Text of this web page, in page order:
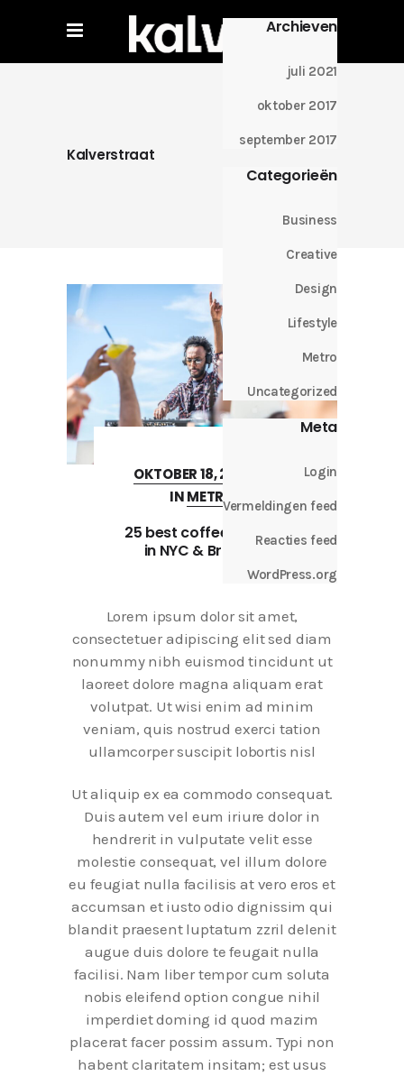
Archieven
juli 2021
oktober 2017
september 2017
Categorieën
Business
Creative
Design
Lifestyle
Metro
Uncategorized
Meta
Login
Vermeldingen feed
Reacties feed
WordPress.org
Kalverstraat
OKTOBER 18, 2017
INMETRO
25 best coffee places
in NYC & Broklyn
Lorem ipsum dolor sit amet,
consectetuer adipiscing elit sed diam
nonummy nibh euismod tincidunt ut
laoreet dolore magna aliquam erat
volutpat. Ut wisi enim ad minim
veniam, quis nostrud exerci tation
ullamcorper suscipit lobortis nisl
Ut aliquip ex ea commodo consequat.
Duis autem vel eum iriure dolor in
hendrerit in vulputate velit esse
molestie consequat, vel illum dolore
eu feugiat nulla facilisis at vero eros et
accumsan et iusto odio dignissim qui
blandit praesent luptatum zzril delenit
augue duis dolore te feugait nulla
facilisi. Nam liber tempor cum soluta
nobis eleifend option congue nihil
imperdiet doming id quod mazim
placerat facer possim assum. Typi non
habent claritatem insitam; est usus